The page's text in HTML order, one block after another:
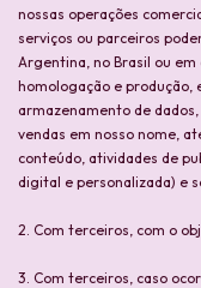
nossas operações
serviços ou parceiros
Argentina, no Brasil ou
homologação e produção,
armazenamento de
vendas em nosso nome,
conteúdo, atividades de
digital e personalizada) e
2. Com terceiros, com o
3. Com terceiros, caso